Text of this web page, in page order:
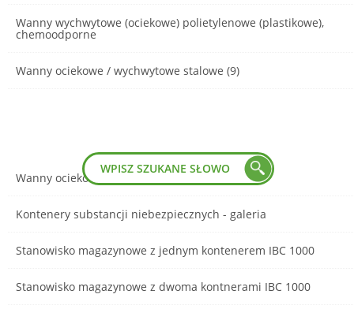
Wanny wychwytowe (ociekowe) polietylenowe (plastikowe),
chemoodporne
Wanny ociekowe / wychwytowe stalowe (9)
Wanny ociekowe stalowe - galeria
Kontenery substancji niebezpiecznych - galeria
Stanowisko magazynowe z jednym kontenerem IBC 1000
Stanowisko magazynowe z dwoma kontnerami IBC 1000